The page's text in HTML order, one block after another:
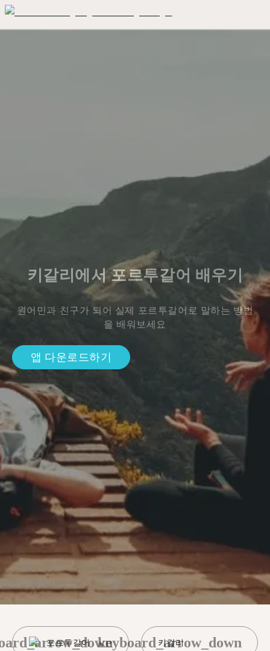
키갈리에서 포르투갈어 배우기
원어민과 친구가 되어 실제 포르투갈어로 말하는 방법
을 배워보세요
앱 다운로드하기
포르투갈어 키갈리
keyboard_arrow_down